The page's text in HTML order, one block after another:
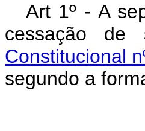
Art 1º - A
cessação
Constitucional
segundo a